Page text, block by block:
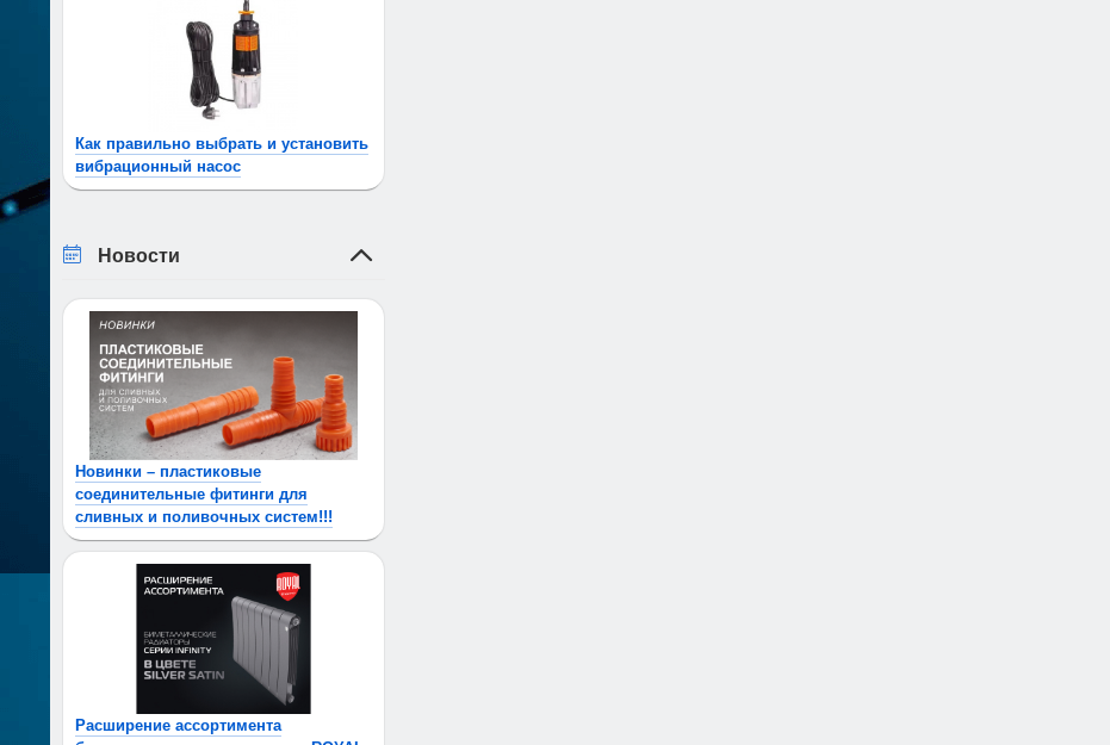
Как правильно выбрать и установить
вибрационный насос
Новости
Новинки – пластиковые
соединительные фитинги для
сливных и поливочных систем!!!
Расширение ассортимента